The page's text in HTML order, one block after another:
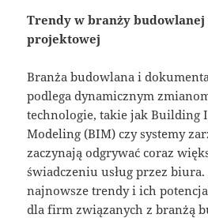
Trendy w branży
projektowej
Branża budowlana i
podlega dynamicznym
technologie, takie jak Building
Modeling (BIM) czy systemy
zaczynają odgrywać coraz
świadczeniu usług przez
najnowsze trendy i ich
dla firm związanych z branżą